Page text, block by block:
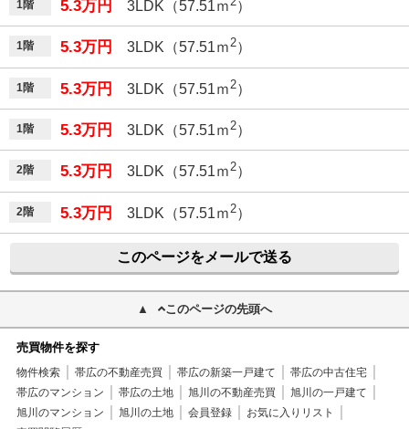
1階 5.3万円 3LDK（57.51ｍ ）
1階 5.3万円 3LDK（57.51ｍ2）
1階 5.3万円 3LDK（57.51ｍ 2）
1階 5.3万円 3LDK（57.51ｍ 2）
2階 5.3万円 3LDK（57.51ｍ2）
2階 5.3万円 3LDK（57.51ｍ 2）
このページをメールで送る
このページの先頭へ
売買物件を探す
物件検索 帯広の不動産売買 帯広の新築一戸建て
帯広の中古住宅
帯広のマンション
帯広の土地 旭川の不動産売買
旭川の一戸建て
旭川のマンション
旭川の土地 会員登録
お気に入りリスト